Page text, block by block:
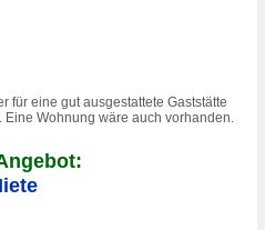
für eine gut ausgestattete Gaststätte
Wohnung wäre auch vorhanden.